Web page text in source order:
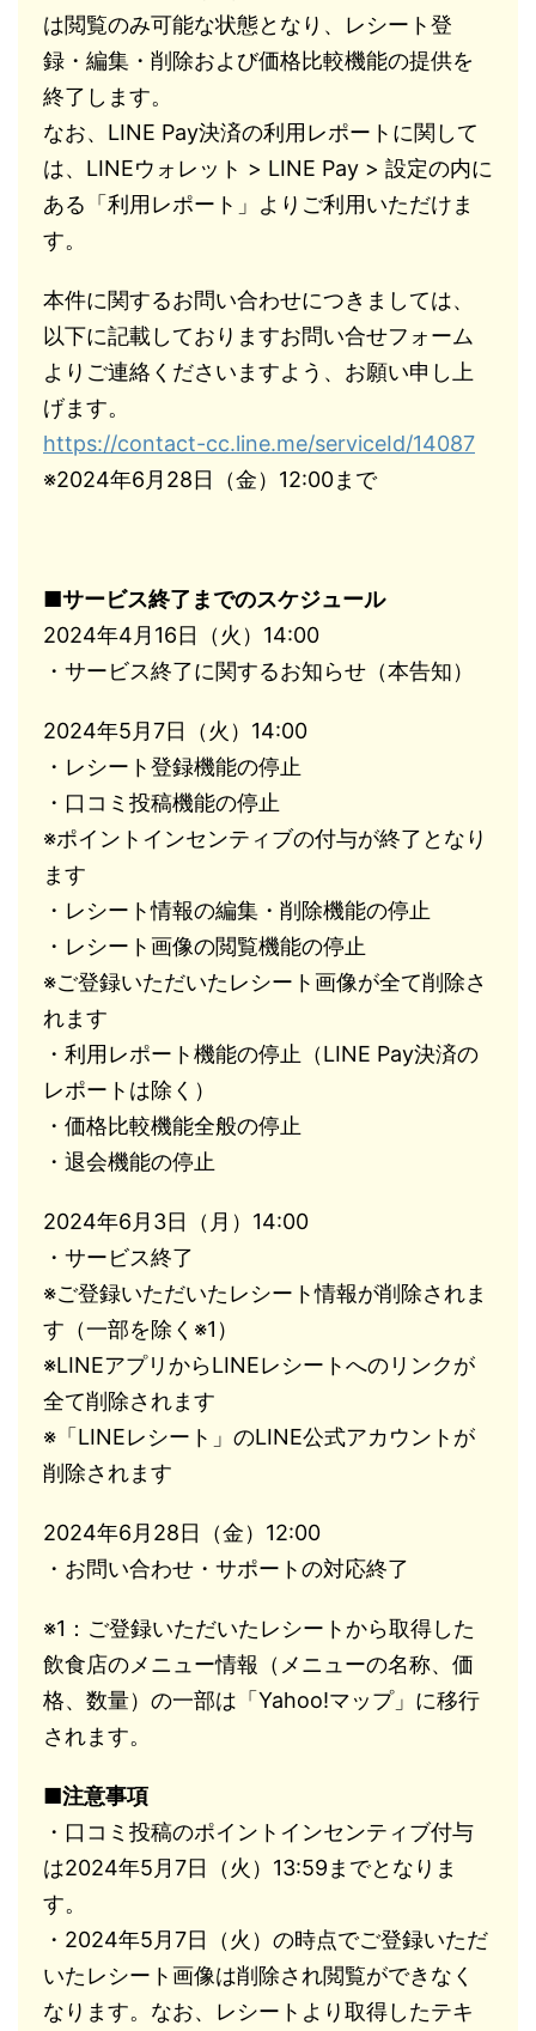
は閲覧のみ可能な状態となり、レシート登
録・編集・削除および価格比較機能の提供を
終了します。
なお、LINE Pay決済の利用レポートに関して
は、LINEウォレット > LINE Pay > 設定の内に
ある「利用レポート」よりご利用いただけま
す。
本件に関するお問い合わせにつきましては、
以下に記載しておりますお問い合せフォーム
よりご連絡くださいますよう、お願い申し上
げます。
https://contact-cc.line.me/serviceId/14087
※2024年6月28日（金）12:00まで
■サービス終了までのスケジュール
2024年4月16日（火）14:00
・サービス終了に関するお知らせ（本告知）
2024年5月7日（火）14:00
・レシート登録機能の停止
・口コミ投稿機能の停止
※ポイントインセンティブの付与が終了となり
ます
・レシート情報の編集・削除機能の停止
・レシート画像の閲覧機能の停止
※ご登録いただいたレシート画像が全て削除さ
れます
・利用レポート機能の停止（LINE Pay決済の
レポートは除く）
・価格比較機能全般の停止
・退会機能の停止
2024年6月3日（月）14:00
・サービス終了
※ご登録いただいたレシート情報が削除されま
す（一部を除く※1）
※LINEアプリからLINEレシートへのリンクが
全て削除されます
※「LINEレシート」のLINE公式アカウントが
削除されます
2024年6月28日（金）12:00
・お問い合わせ・サポートの対応終了
※1：ご登録いただいたレシートから取得した
飲食店のメニュー情報（メニューの名称、価
格、数量）の一部は「Yahoo!マップ」に移行
されます。
■注意事項
・口コミ投稿のポイントインセンティブ付与
は2024年5月7日（火）13:59までとなりま
す。
・2024年5月7日（火）の時点でご登録いただ
いたレシート画像は削除され閲覧ができなく
なります。なお、レシートより取得したテキ